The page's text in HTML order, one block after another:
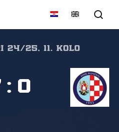
25, 11. kolo
: 0